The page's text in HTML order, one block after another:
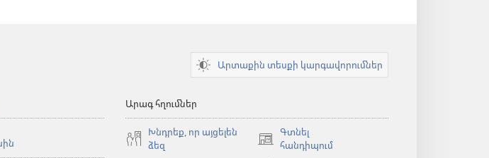
Արտաքին տեսքի կարգավորումներ
Արագ հղումներ
Խնդրեք, որ այցելեն
ձեզ
Գտնել
հանդիպում
(բացվում